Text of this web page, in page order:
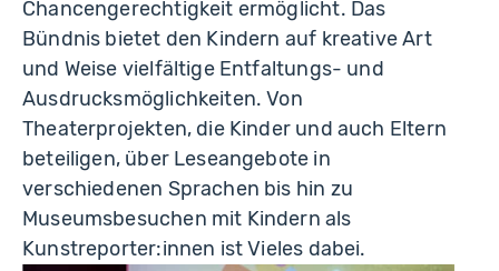
Chancengerechtigkeit ermöglicht. Das
Bündnis bietet den Kindern auf kreative Art
und Weise vielfältige Entfaltungs- und
Ausdrucksmöglichkeiten. Von
Theaterprojekten, die Kinder und auch Eltern
beteiligen, über Leseangebote in
verschiedenen Sprachen bis hin zu
Museumsbesuchen mit Kindern als
Kunstreporter:innen ist Vieles dabei.